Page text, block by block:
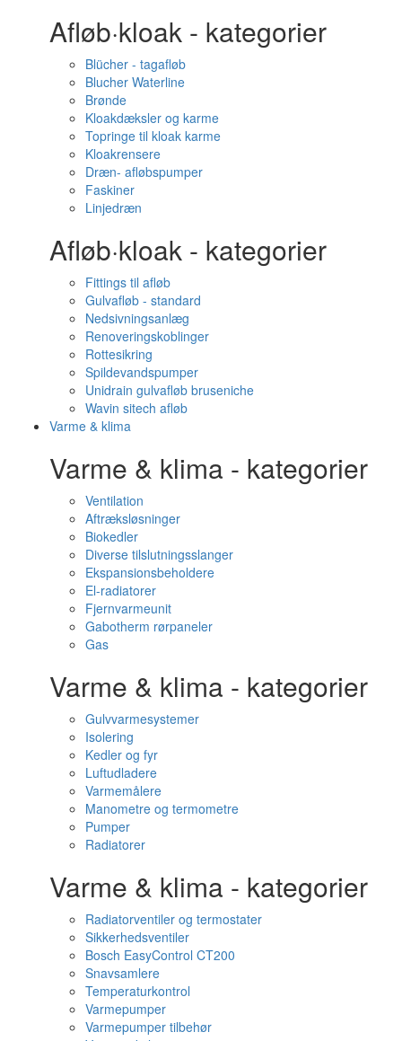
Afløb·kloak - kategorier
Blücher - tagafløb
Blucher Waterline
Brønde
Kloakdæksler og karme
Topringe til kloak karme
Kloakrensere
Dræn- afløbspumper
Faskiner
Linjedræn
Afløb·kloak - kategorier
Fittings til afløb
Gulvafløb - standard
Nedsivningsanlæg
Renoveringskoblinger
Rottesikring
Spildevandspumper
Unidrain gulvafløb bruseniche
Wavin sitech afløb
Varme & klima
Varme & klima - kategorier
Ventilation
Aftræksløsninger
Biokedler
Diverse tilslutningsslanger
Ekspansionsbeholdere
El-radiatorer
Fjernvarmeunit
Gabotherm rørpaneler
Gas
Varme & klima - kategorier
Gulvvarmesystemer
Isolering
Kedler og fyr
Luftudladere
Varmemålere
Manometre og termometre
Pumper
Radiatorer
Varme & klima - kategorier
Radiatorventiler og termostater
Sikkerhedsventiler
Bosch EasyControl CT200
Snavsamlere
Temperaturkontrol
Varmepumper
Varmepumper tilbehør